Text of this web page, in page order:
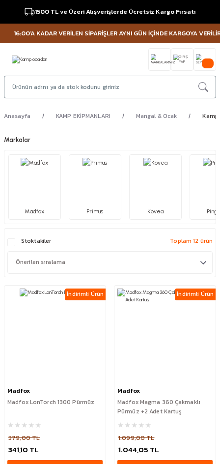
1500 TL ve Üzeri Alışverişlerde Ücretsiz Kargo Fırsatı
16:00'A KADAR VERİLEN SİPARİŞLER AYNI GÜN İÇİNDE KARGOYA VERİLİR !
Anasayfa KAMP EKİPMANLARI Mangal & Ocak Kamp
Markalar
Madfox Primus Kovea
Stoktakiler Toplam 12 ürün
İndirimli Ürün
Madfox
Madfox LonTorch 1300 Pürmüz
379,00 TL
341,10 TL
İndirimli Ürün
Madfox
Madfox Magma 360 Çakmaklı
Pürmüz +2 Adet Kartuş
1.099,00 TL
1.044,05 TL